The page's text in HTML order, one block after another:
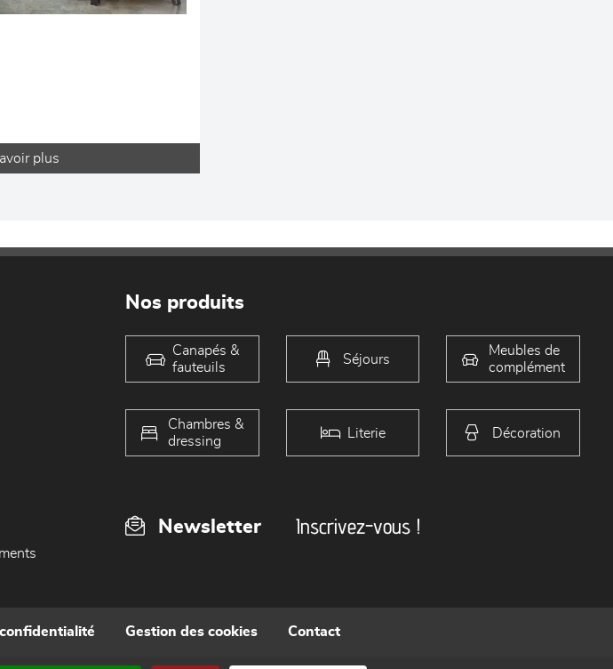
plus
Nos produits
Canapés &
fauteuils
Séjours
Meubles de
complément
Chambres &
dressing
Literie Décoration
Newsletter Inscrivez-vous !
Gestion des cookies Contact